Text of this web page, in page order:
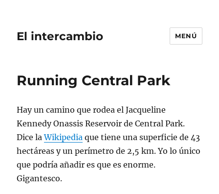
El intercambio MENÚ
Running Central Park
Hay un camino que rodea el Jacqueline
Kennedy Onassis Reservoir de Central Park.
Dice laWikipedia que tiene una superficie de 43
hectáreas y un perímetro de 2,5 km. Yo lo único
que podría añadir es que es enorme.
Gigantesco.